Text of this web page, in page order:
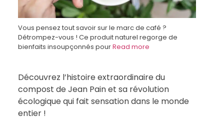
Vous pensez tout savoir sur le marc de café ?
Détrompez-vous ! Ce produit naturel regorge de
bienfaits insoupçonnés pourRead more
Découvrez l’histoire extraordinaire du
compost de Jean Pain et sa révolution
écologique qui fait sensation dans le monde
entier !